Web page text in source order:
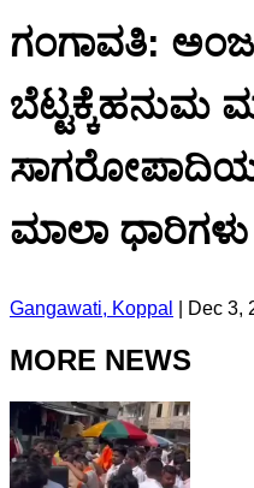
ಗಂಗಾವತಿ:
ಬೆಟ್ಟಕ್ಕೆಹನುಮ
ಮಾಲಾ ಧಾರಿಗಳು
Gangawati, Koppal Dec 3,
MORE NEWS